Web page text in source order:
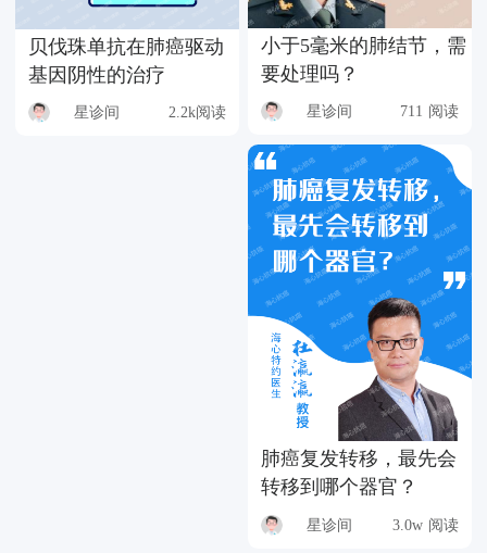
贝伐珠单抗在肺癌驱动
基因阴性的治疗
星诊间 2.2k阅读
小于5毫米的肺结节，需
要处理吗？
星诊间 711 阅读
肺癌复发转移，最先会
转移到哪个器官？
星诊间 3.0w 阅读